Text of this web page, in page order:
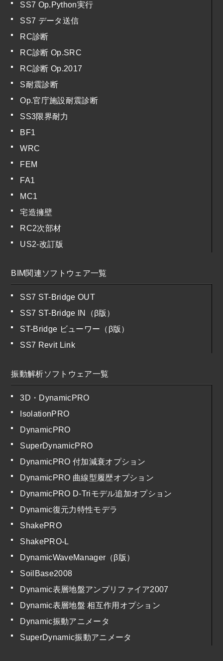
SS7 Op.Python実行
SS7 データ送信
RC診断
RC診断 Op.SRC
RC診断 Op.2017
S耐震診断
Op.官庁施設耐震診断
SS3限界耐力
BF1
WRC
FEM
FA1
MC1
宅造擁壁
RC2次部材
US2-改訂版
BIM関連ソフトウェア一覧
SS7 ST-Bridge OUT
SS7 ST-Bridge IN（β版）
ST-Bridge ビューワー（β版）
SS7 Revit Link
振動解析ソフトウェア一覧
3D・DynamicPRO
IsolationPRO
DynamicPRO
SuperDynamicPRO
DynamicPRO 付加減衰オプション
DynamicPRO 曲線型履歴オプション
DynamicPRO D-Triモデル追加オプション
Dynamic復元力特性モデラ
ShakePRO
ShakePRO-L
DynamicWaveManager（β版）
SoilBase2008
Dynamic表層地盤アンプリファイア2007
Dynamic表層地盤 相互作用オプション
Dynamic振動アニメータ
SuperDynamic振動アニメータ